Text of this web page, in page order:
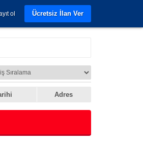
ol Ücretsiz İlan Ver
Adres